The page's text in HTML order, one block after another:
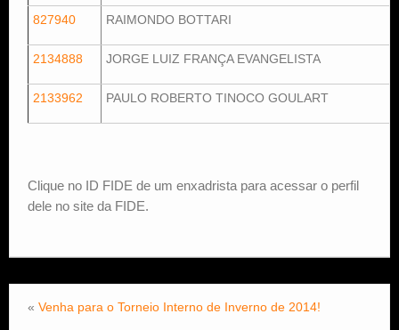
827940 RAIMONDO BOTTARI
2134888 JORGE LUIZ FRANÇA EVANGELISTA
2133962 PAULO ROBERTO TINOCO GOULART
Clique no ID FIDE de um enxadrista para acessar o perfil
dele no site da FIDE.
« Venha para o Torneio Interno de Inverno de 2014!